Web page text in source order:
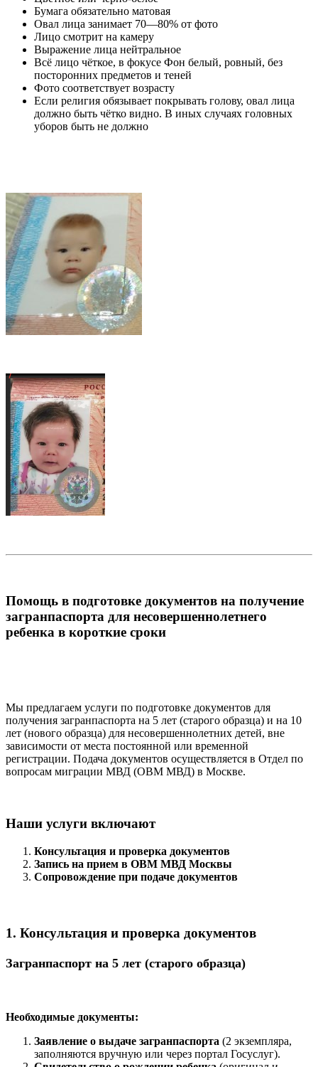
Бумага обязательно матовая
Овал лица занимает 70—80% от фото
Лицо смотрит на камеру
Выражение лица нейтральное
Всё лицо чёткое, в фокусе Фон белый, ровный, без
посторонних предметов и теней
Фото соответствует возрасту
Если религия обязывает покрывать голову, овал лица
должно быть чётко видно. В иных случаях головных
уборов быть не должно
Помощь в подготовке документов на получение
загранпаспорта для несовершеннолетнего
ребенка в короткие сроки
Мы предлагаем услуги по подготовке документов для
получения загранпаспорта на 5 лет (старого образца) и на 10
лет (нового образца) для несовершеннолетних детей, вне
зависимости от места постоянной или временной
регистрации. Подача документов осуществляется в Отдел по
вопросам миграции МВД (ОВМ МВД) в Москве.
Наши услуги включают
Консультация и проверка документов
Запись на прием в ОВМ МВД Москвы
Сопровождение при подаче документов
1. Консультация и проверка документов
Загранпаспорт на 5 лет (старого образца)
Необходимые документы:
Заявление о выдаче загранпаспорта (2 экземпляра,
заполняются вручную или через портал Госуслуг).